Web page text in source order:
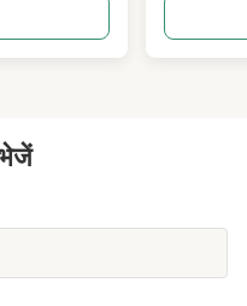
for pressing
and other
forming